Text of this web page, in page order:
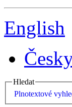
English
Hledat
Plnotextové